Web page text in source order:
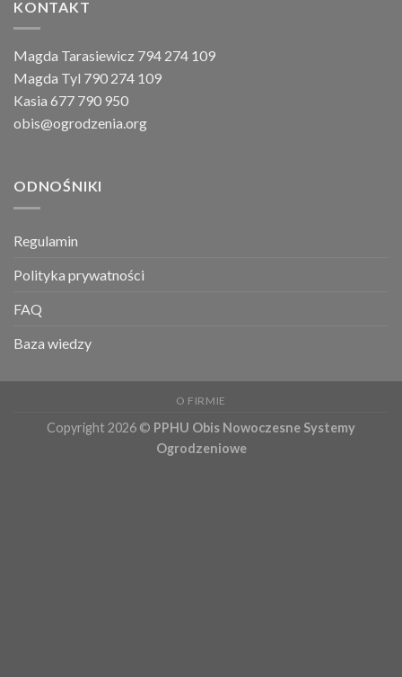
KONTAKT
Magda Tarasiewicz 794 274 109
Magda Tyl 790 274 109
Kasia 677 790 950
obis@ogrodzenia.org
ODNOŚNIKI
Regulamin
Polityka prywatności
FAQ
Baza wiedzy
O FIRMIE
Copyright 2026 © PPHU Obis Nowoczesne Systemy
Ogrodzeniowe